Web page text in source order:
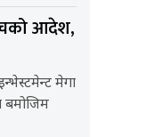
आदेश,
मेगा
बमोजिम